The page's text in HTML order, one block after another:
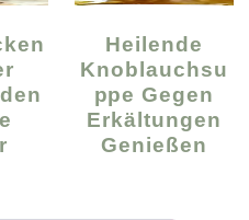
Heilende
Knoblauchsu
Ppe Gegen
Erkältungen
Genießen